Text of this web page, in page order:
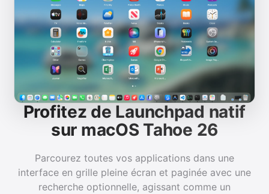
Profitez de Launchpad natif
sur macOS Tahoe 26
Parcourez toutes vos applications dans une
interface en grille pleine écran et paginée avec une
recherche optionnelle, agissant comme un